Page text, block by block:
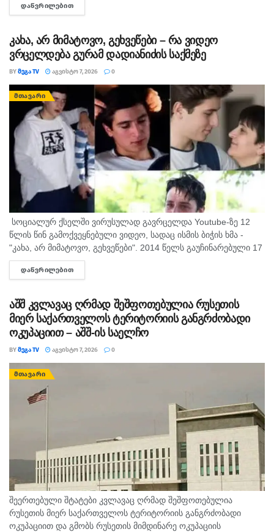
ინტერვიუს, სადაც ის აღნიშნავს, რომ რომ აფხაზეთში...
ᲓᲐᲬᲕᲠᲘᲚᲔᲑᲘᲗ
კახა, არ მიმატოვო, გეხვეწები – რა ვიდეო
ვრცელდება გურამ დადიანიძის საქმეზე
BYᲛᲔᲒᲐ TV ᲐᲒᲕᲘᲡᲢᲝ 7, 2026 0
ᲛᲗᲐᲕᲐᲠᲘ
სოციალურ ქსელში ვირუსულად გავრცელდა Youtube-ზე 12
წლის წინ გამოქვეყნებული ვიდეო, სადაც ისმის ბიჭის ხმა -
"კახა, არ მიმატოვო, გეხვეწები". 2014 წელს გაუჩინარებული 17
წლის გურამ დადიანიძის დედა, სოფიო ბიბილაშვილი
აცხადებს,...
ᲓᲐᲬᲕᲠᲘᲚᲔᲑᲘᲗ
აშშ კვლავაც ღრმად შეშფოთებულია რუსეთის
მიერ საქართველოს ტერიტორიის განგრძობადი
ოკუპაციით – აშშ-ის საელჩო
BYᲛᲔᲒᲐ TV ᲐᲒᲕᲘᲡᲢᲝ 7, 2026 0
ᲛᲗᲐᲕᲐᲠᲘ
შეერთებული შტატები კვლავაც ღრმად შეშფოთებულია
რუსეთის მიერ საქართველოს ტერიტორიის განგრძობადი
ოკუპაციით და გმობს რუსეთის მიმდინარე ოკუპაციის